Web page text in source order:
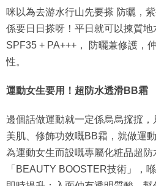
係要日日搽呀！平日就可以揀質
SPF35 + PA+++， 防曬兼修護，
性。
美肌、修飾功效嘅BB霜，就做運
為運動女生而設嘅專屬化粧品超
「BEAUTY BOOSTER技術」，
即時提升；入面仲有透明質酸，